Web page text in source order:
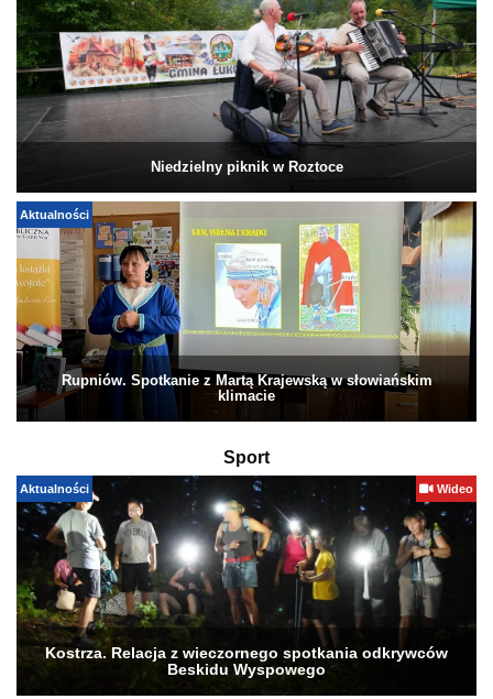
Niedzielny piknik w Roztoce
Aktualności
Rupniów. Spotkanie z Martą Krajewską w słowiańskim
klimacie
Sport
Aktualności Wideo
Kostrza. Relacja z wieczornego spotkania odkrywców
Beskidu Wyspowego